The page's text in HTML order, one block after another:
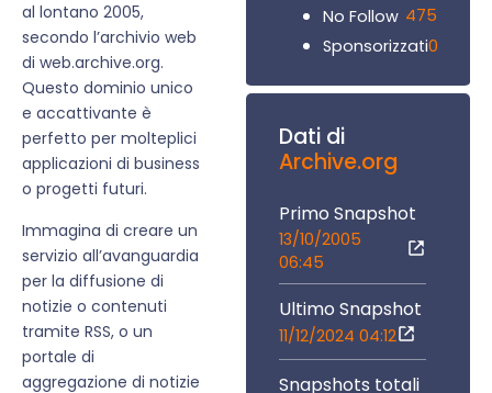
al lontano 2005,
secondo l’archivio web
di web.archive.org.
Questo dominio unico
e accattivante è
perfetto per molteplici
applicazioni di business
o progetti futuri.
Immagina di creare un
servizio all’avanguardia
per la diffusione di
notizie o contenuti
tramite RSS, o un
portale di
aggregazione di notizie
No Follow 475
Sponsorizzati0
Dati di
Archive.org
Primo Snapshot
13/10/2005
06:45
Ultimo Snapshot
11/12/2024 04:12
Snapshots totali